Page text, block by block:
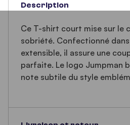
Description
Ce T-shirt court mise sur le
sobriété. Confectionné
extensible, il assure une
parfaite. Le logo Jumpman
note subtile du style